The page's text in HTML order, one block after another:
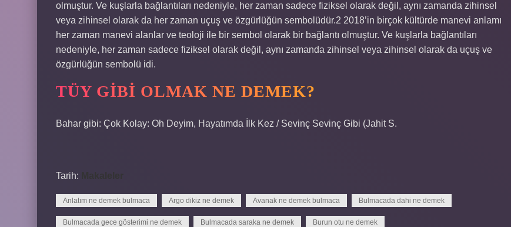
olmuştur. Ve kuşlarla bağlantıları nedeniyle, her zaman sadece fiziksel olarak değil, aynı zamanda zihinsel
veya zihinsel olarak da her zaman uçuş ve özgürlüğün sembolüdür.2 2018’in birçok kültürde manevi anlamı
her zaman manevi alanlar ve teoloji ile bir sembol olarak bir bağlantı olmuştur. Ve kuşlarla bağlantıları
nedeniyle, her zaman sadece fiziksel olarak değil, aynı zamanda zihinsel veya zihinsel olarak da uçuş ve
özgürlüğün sembolü idi.
TÜY GIBI OLMAK NE DEMEK?
Bahar gibi: Çok Kolay: Oh Deyim, Hayatımda İlk Kez / Sevinç Sevinç Gibi (Jahit S.
Tarih: Makaleler
Anlatım ne demek bulmaca Argo dikiz ne demek Avanak ne demek bulmaca Bulmacada dahi ne demek
Bulmacada gece gösterimi ne demek Bulmacada saraka ne demek Burun otu ne demek